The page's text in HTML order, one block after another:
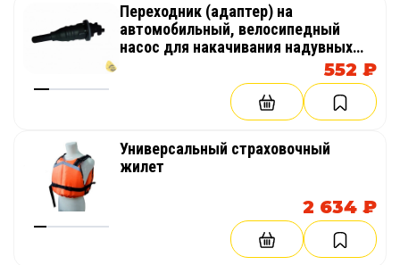
Переходник (адаптер) на
автомобильный, велосипедный
насос для накачивания надувных
баллонов, лодок, SUP (гребля на552 ₽
Универсальный страховочный
жилет
2 634 ₽